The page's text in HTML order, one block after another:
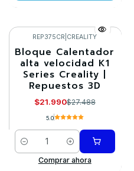
-20%
REP375CR CREALITY
Bloque Calentador
alta velocidad K1
Series Creality |
Repuestos 3D
$21.990$27.488
5.0
Cantidad
Comprar ahora